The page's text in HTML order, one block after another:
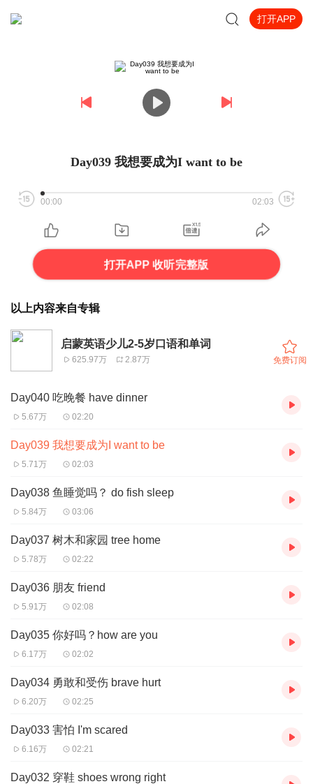
打开APP
Day039 我想要成为I want to be
00:00 02:03
打开APP 收听完整版
以上内容来自专辑
启蒙英语少儿2-5岁口语和单词
625.97万 2.87万 免费订阅
Day040 吃晚餐 have dinner
5.67万 02:20
Day039 我想要成为I want to be
5.71万 02:03
Day038 鱼睡觉吗？ do fish sleep
5.84万 03:06
Day037 树木和家园 tree home
5.78万 02:22
Day036 朋友 friend
5.91万 02:08
Day035 你好吗？how are you
6.17万 02:02
Day034 勇敢和受伤 brave hurt
6.20万 02:25
Day033 害怕 I'm scared
6.16万 02:21
Day032 穿鞋 shoes wrong right